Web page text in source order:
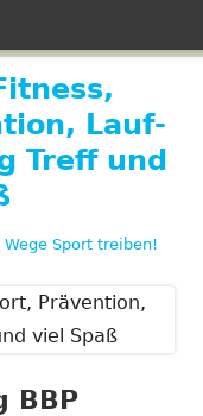
Lauf-
Treff und
Sport treiben!
BBP